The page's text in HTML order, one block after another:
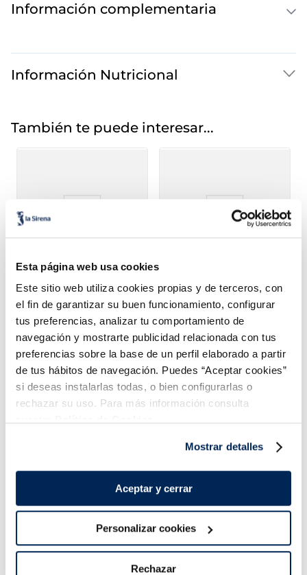
Esta página web usa cookies
Este sitio web utiliza cookies propias y de terceros, con
el fin de garantizar su buen funcionamiento, configurar
tus preferencias, analizar tu comportamiento de
navegación y mostrarte publicidad relacionada con tus
preferencias sobre la base de un perfil elaborado a partir
de tus hábitos de navegación. Puedes “Aceptar cookies”
si deseas instalarlas todas, o bien configurarlas o
rechazar su uso. Para más información consulta
Mostrar detalles
Aceptar y cerrar
Personalizar cookies
Rechazar
Información complementaria
Información Nutricional
También te puede interesar...
Tallarines Carbonara
2,99 € Bandeja 350g
Añadir
Spaghetti boloñesa
2,99 € Bandeja 350g
Añadir